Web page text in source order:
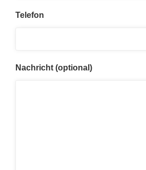
Telefon
Nachricht (optional)